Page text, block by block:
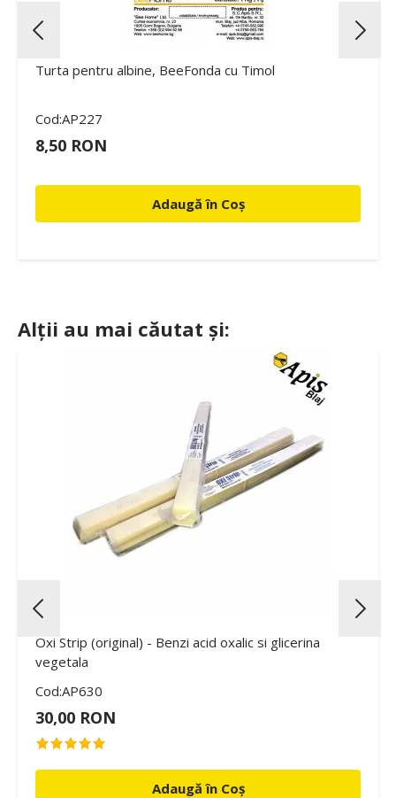
Turta pentru albine, BeeFonda cu Timol
Cod:AP227
8,50 RON
Adaugă în Coș
Alții au mai căutat și:
Oxi Strip (original) - Benzi acid oxalic si glicerina
vegetala
Cod:AP630
30,00 RON
Adaugă în Coș